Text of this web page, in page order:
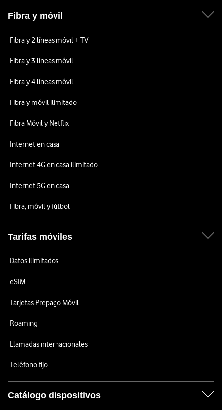
Fibra y móvil
Fibra y 2 líneas móvil + TV
Fibra y 3 líneas móvil
Fibra y 4 líneas móvil
Fibra y móvil ilimitado
Fibra Móvil y Netflix
Internet en casa
Internet 4G en casa ilimitado
Internet 5G en casa
Fibra, móvil y fútbol
Tarifas móviles
Datos ilimitados
eSIM
Tarjetas Prepago Móvil
Roaming
Llamadas internacionales
Teléfono fijo
Catálogo dispositivos